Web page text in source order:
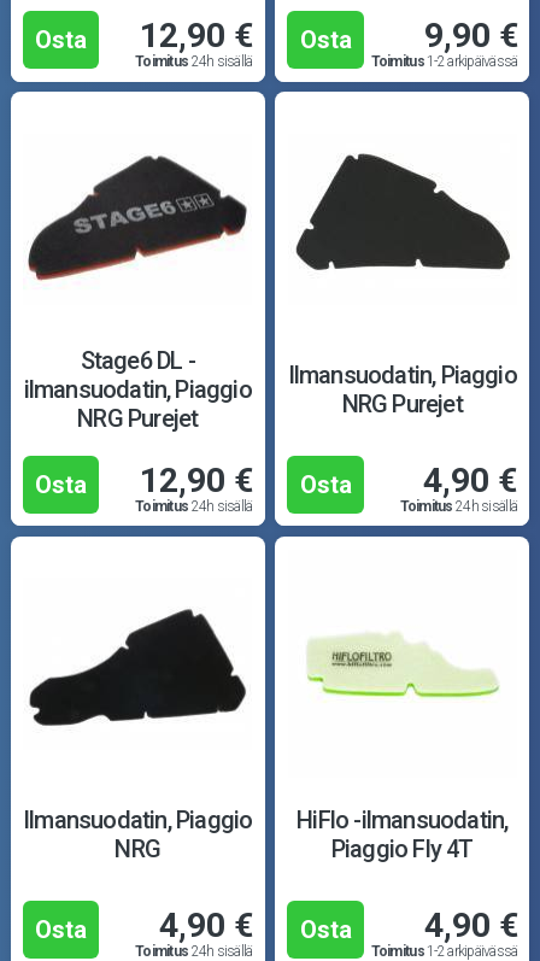
Ajovarusteet
Nastarenkaat
Renkaat ja vanteet
Öljyt ja kemikaalit
Työkalut
Osta 12,90 €
Toimitus 24h sisällä
Osta 9,90 €
Toimitus1-2 arkipäivässä
Stage6 DL -
ilmansuodatin, Piaggio
NRG Purejet
Osta 12,90 €
Toimitus 24h sisällä
Ilmansuodatin, Piaggio
NRG Purejet
Osta 4,90 €
Toimitus 24h sisällä
Ilmansuodatin, Piaggio
NRG
Osta 4,90 €
Toimitus 24h sisällä
HiFlo -ilmansuodatin,
Piaggio Fly 4T
Osta 4,90 €
Toimitus1-2 arkipäivässä